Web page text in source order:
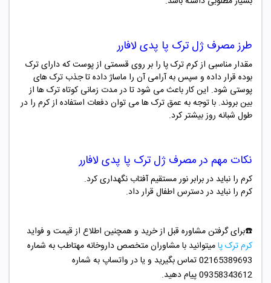
طرز مصرف ژل ترک پا پدی لافارر
مقدار مناسبی از کرم ترک پا را بر روی قسمتی از پوست که دارای ترک
بوده قرار داده و سپس به آرامی آن را ماساژ داده تا جذب ترک های
پوستی شود. این کار باعث می شود تا در مدت زمانی کوتاه ترک ها از
بین بروند. با توجه به عمق ترک ها می توان دفعات استفاده از کرم را در
طول شبانه روز بیشتر کرد.
نکات مهم در مصرف ژل ترک پا پدی لافارر
کرم را نباید در برابر نور مستقیم آفتاب نگهداری کرد.
کرم را نباید در دسترس اطفال قرار داد.
☎️برای گرفتن مشاوره قبل از خرید و همچنین اطلاع از قیمت و فواید
کرم ترک پامیتوانید با مشاوران متخصص داروخانه مهتاطب به شماره
02165389693 تماس بگیرید و یا در واتساپ به شماره
09358343612 پیام دهید.